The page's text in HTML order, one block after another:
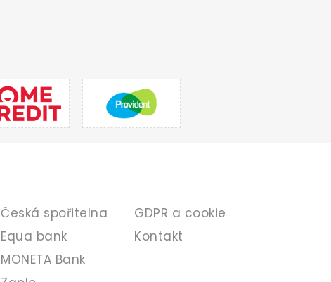
Česká spořitelna
Equa bank
MONETA Bank
GDPR a cookie
Kontakt